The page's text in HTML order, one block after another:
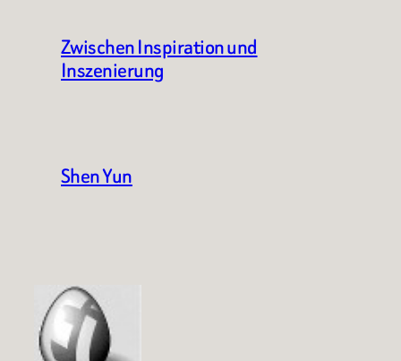
Zwischen Inspiration und
Inszenierung
Shen Yun